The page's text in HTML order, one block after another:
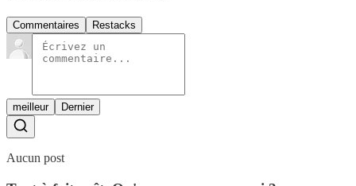
Commentaires Restacks
meilleur Dernier
Aucun post